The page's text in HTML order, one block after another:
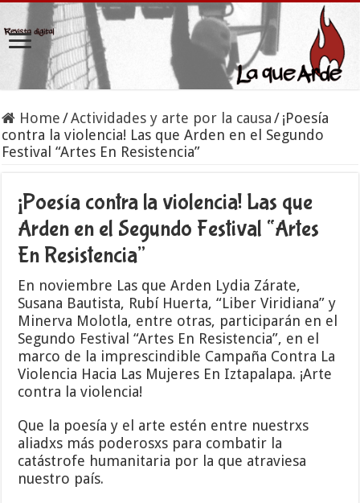
Home /Actividades y arte por la causa /¡Poesía
contra la violencia! Las que Arden en el Segundo
Festival “Artes En Resistencia”
¡Poesía contra la violencia! Las que
Arden en el Segundo Festival “Artes
En Resistencia”
En noviembre Las que Arden Lydia Zárate,
Susana Bautista, Rubí Huerta, “Liber Viridiana” y
Minerva Molotla, entre otras, participarán en el
Segundo Festival “Artes En Resistencia”, en el
marco de la imprescindible Campaña Contra La
Violencia Hacia Las Mujeres En Iztapalapa. ¡Arte
contra la violencia!
Que la poesía y el arte estén entre nuestrxs
aliadxs más poderosxs para combatir la
catástrofe humanitaria por la que atraviesa
nuestro país.